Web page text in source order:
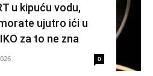
u kipuću vodu,
ujutro ići u
za to ne zna
0